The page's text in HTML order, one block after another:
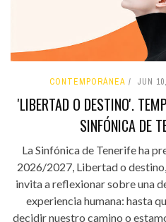
CONTEMPORÁNEA JUN
'LIBERTAD O DESTINO'.
SINFÓNICA DE
La Sinfónica de Tenerife ha
2026/2027, Libertad o
invita a reflexionar sobre una
experiencia humana: hasta
decidir nuestro camino o